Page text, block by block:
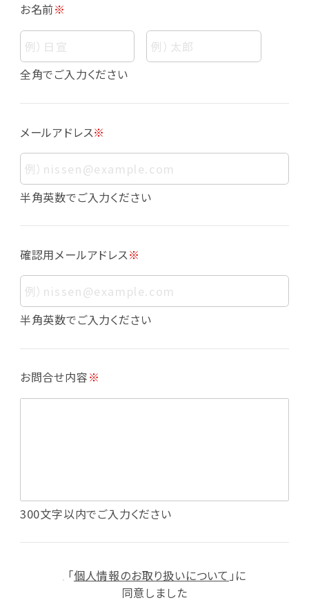
個人情報
個人情報とは、お客様個人に関する情報であっ
て、当該情報を構成する氏名、住所、電話番号、
す。また、その情報のみでは識別できない場合で
も、他の情報と容易に照合することで、結果的に
お客様個人を識別できるものも個人情報に含ま
れます。
個人情報の利用目的について
下の通りであり、これらの目的達成の範囲を超
えてお客様の個人情報を利用することはありま
せん。
・会員登録者の個人認証
・会員ポイントプログラムの運営
・メールマガジンの配信
・本サービスに関する規約等の変更の通知
・投稿したクチコミ情報、写真の本サービスへの
・メールマガジン、お知らせ、広告等の配信
（2）ユーザーからのお問い合わせへの対応
お名前※
全角でご入力ください
メールアドレス※
半角英数でご入力ください
確認用メールアドレス※
半角英数でご入力ください
お問合せ内容※
300文字以内でご入力ください
「個人情報のお取り扱いについて 」に
同意しました